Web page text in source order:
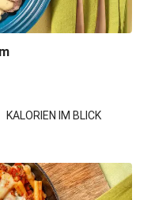
KALORIEN IM BLICK